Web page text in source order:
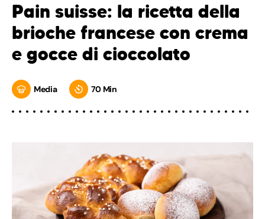
Pain suisse: la ricetta della
brioche francese con crema
e gocce di cioccolato
Media 70 Min